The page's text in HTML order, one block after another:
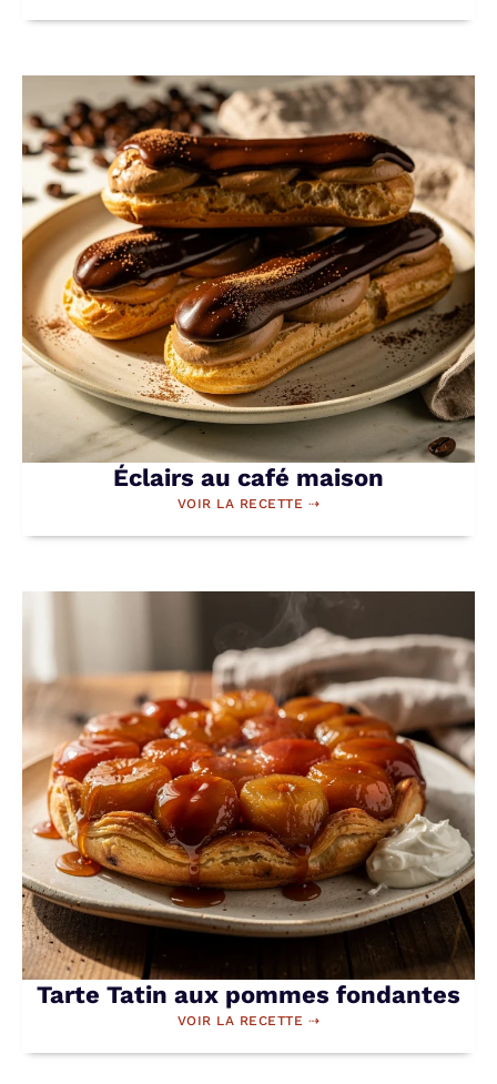
Éclairs au café maison
VOIR LA RECETTE ⇢
Tarte Tatin aux pommes fondantes
VOIR LA RECETTE ⇢